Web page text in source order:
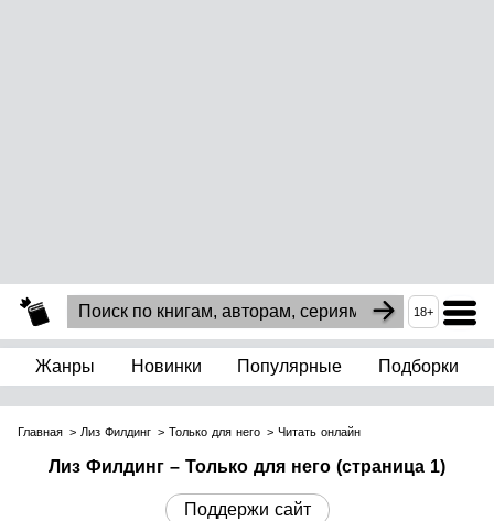
18+
Жанры Новинки Популярные Подборки
Главная Лиз Филдинг Только для него Читать онлайн
Лиз Филдинг – Только для него (страница 1)
Поддержи сайт